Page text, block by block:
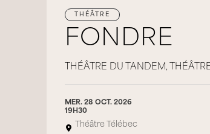
THÉÂTRE
FONDRE
THÉÂTRE DU TANDEM,
MER. 28 OCT. 2026
19H30
Théâtre Télébec